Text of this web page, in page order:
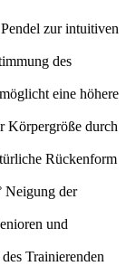
zur intuitiven
des
eine höhere
Körpergröße durch
Rückenform
Neigung der
und
Trainierenden